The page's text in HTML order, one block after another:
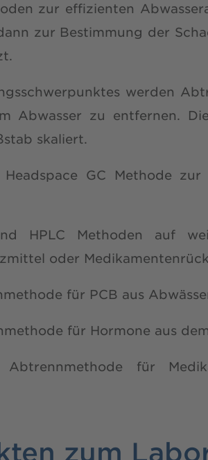
zur effizienten
zur Bestimmung der
werden
Abwasser zu entfernen.
skaliert.
GC Methode
HPLC Methoden auf
oder
für PCB aus
für Hormone aus
für
zum